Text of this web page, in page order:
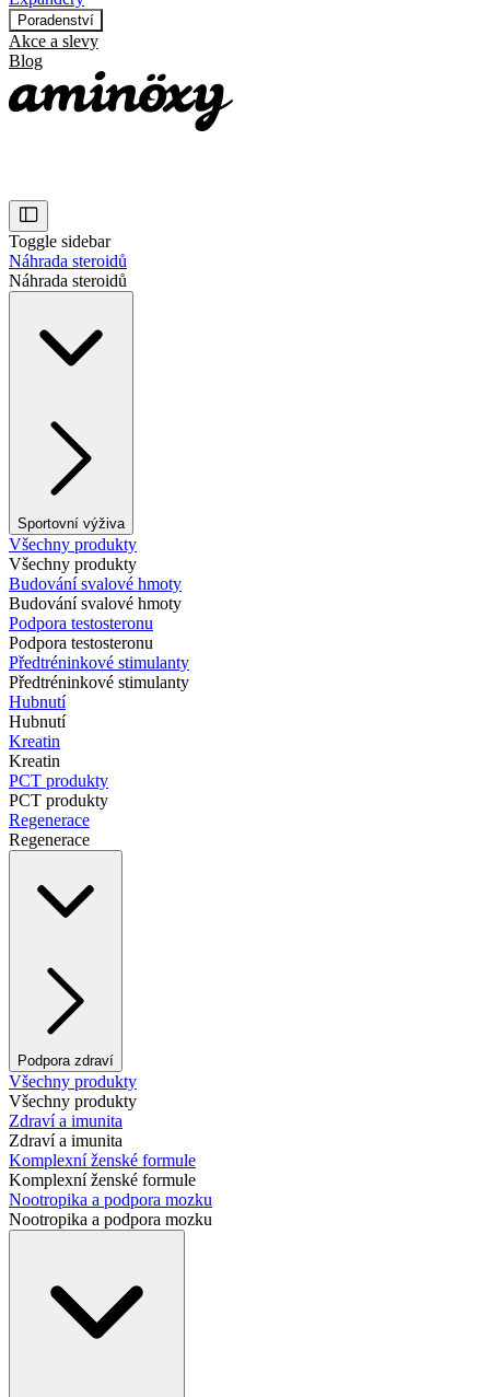
Poradenství
Akce a slevy
Blog
Toggle sidebar
Náhrada steroidů
Náhrada steroidů
Sportovní výživa
Všechny produkty
Všechny produkty
Budování svalové hmoty
Budování svalové hmoty
Podpora testosteronu
Podpora testosteronu
Předtréninkové stimulanty
Předtréninkové stimulanty
Hubnutí
Hubnutí
Kreatin
Kreatin
PCT produkty
PCT produkty
Regenerace
Regenerace
Podpora zdraví
Všechny produkty
Všechny produkty
Zdraví a imunita
Zdraví a imunita
Komplexní ženské formule
Komplexní ženské formule
Nootropika a podpora mozku
Nootropika a podpora mozku